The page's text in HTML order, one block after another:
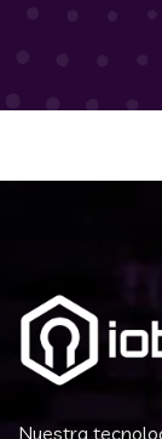
Nuestra